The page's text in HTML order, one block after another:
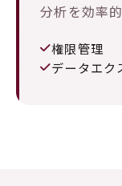
分析を効率
権限管理
データエク